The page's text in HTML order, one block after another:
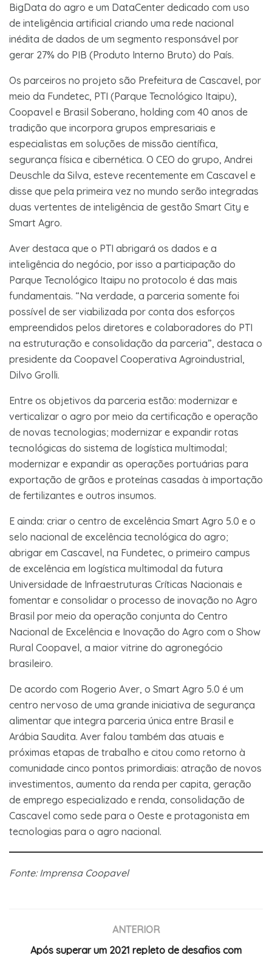
BigData do agro e um DataCenter dedicado com uso
de inteligência artificial criando uma rede nacional
inédita de dados de um segmento responsável por
gerar 27% do PIB (Produto Interno Bruto) do País.
Os parceiros no projeto são Prefeitura de Cascavel, por
meio da Fundetec, PTI (Parque Tecnológico Itaipu),
Coopavel e Brasil Soberano, holding com 40 anos de
tradição que incorpora grupos empresariais e
especialistas em soluções de missão científica,
segurança física e cibernética. O CEO do grupo, Andrei
Deuschle da Silva, esteve recentemente em Cascavel e
disse que pela primeira vez no mundo serão integradas
duas vertentes de inteligência de gestão Smart City e
Smart Agro.
Aver destaca que o PTI abrigará os dados e a
inteligência do negócio, por isso a participação do
Parque Tecnológico Itaipu no protocolo é das mais
fundamentais. “Na verdade, a parceria somente foi
possível de ser viabilizada por conta dos esforços
empreendidos pelos diretores e colaboradores do PTI
na estruturação e consolidação da parceria”, destaca o
presidente da Coopavel Cooperativa Agroindustrial,
Dilvo Grolli.
Entre os objetivos da parceria estão: modernizar e
verticalizar o agro por meio da certificação e operação
de novas tecnologias; modernizar e expandir rotas
tecnológicas do sistema de logística multimodal;
modernizar e expandir as operações portuárias para
exportação de grãos e proteínas casadas à importação
de fertilizantes e outros insumos.
E ainda: criar o centro de excelência Smart Agro 5.0 e o
selo nacional de excelência tecnológica do agro;
abrigar em Cascavel, na Fundetec, o primeiro campus
de excelência em logística multimodal da futura
Universidade de Infraestruturas Críticas Nacionais e
fomentar e consolidar o processo de inovação no Agro
Brasil por meio da operação conjunta do Centro
Nacional de Excelência e Inovação do Agro com o Show
Rural Coopavel, a maior vitrine do agronegócio
brasileiro.
De acordo com Rogerio Aver, o Smart Agro 5.0 é um
centro nervoso de uma grande iniciativa de segurança
alimentar que integra parceria única entre Brasil e
Arábia Saudita. Aver falou também das atuais e
próximas etapas de trabalho e citou como retorno à
comunidade cinco pontos primordiais: atração de novos
investimentos, aumento da renda per capita, geração
de emprego especializado e renda, consolidação de
Cascavel como sede para o Oeste e protagonista em
tecnologias para o agro nacional.
Fonte: Imprensa Coopavel
ANTERIOR
Após superar um 2021 repleto de desafios com